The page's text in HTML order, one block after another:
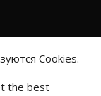
Cookies.
the best